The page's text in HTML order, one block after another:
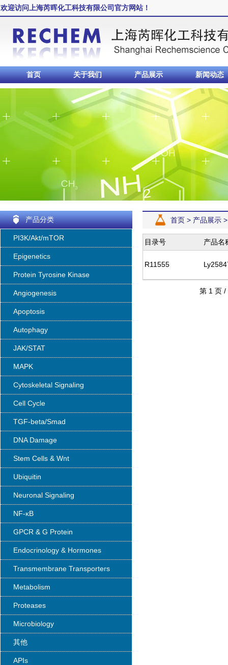
欢迎访问上海芮晖化工科技有限公司官方网站！
首页 关于我们 产品展示 新闻动态
产品分类
PI3K/Akt/mTOR
Epigenetics
Protein Tyrosine Kinase
Angiogenesis
Apoptosis
Autophagy
JAK/STAT
MAPK
Cytoskeletal Signaling
Cell Cycle
TGF-beta/Smad
DNA Damage
Stem Cells & Wnt
Ubiquitin
Neuronal Signaling
NF-κB
GPCR & G Protein
Endocrinology & Hormones
Transmembrane Transporters
Metabolism
Proteases
Microbiology
其他
APIs
首页 > 产品展示
目录号 产品名
R11555
第 1 页 /